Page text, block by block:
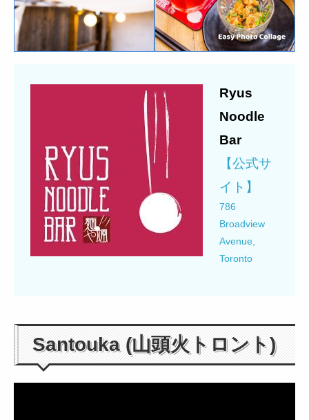
Ryus
Noodle
Bar
【公式サ
イト】
786
Broadview
Avenue,
Toronto
Santouka (山頭火トロント)